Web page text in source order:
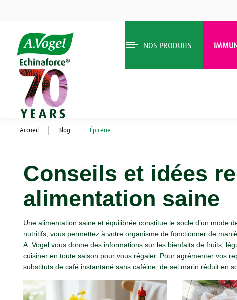
NOS PRODUITS
Accueil Blog Épicerie
Conseils et idées
alimentation saine
Une alimentation saine et équilibrée constitue le socle d’un mode
nutritifs, vous permettez à votre organisme de fonctionner de
A. Vogel vous donne des informations sur les bienfaits de fruits,
cuisiner en toute saison pour vous régaler. Pour agrémenter vos
substituts de café instantané sans caféine, de sel marin réduit en